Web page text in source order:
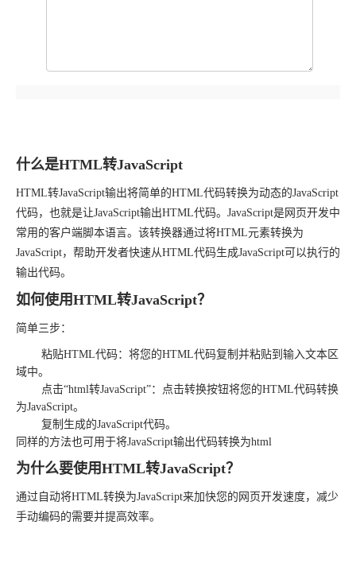
什么是HTML转JavaScript
HTML转JavaScript输出将简单的HTML代码转换为动态的JavaScript
代码，也就是让JavaScript输出HTML代码。JavaScript是网页开发中
常用的客户端脚本语言。该转换器通过将HTML元素转换为
JavaScript，帮助开发者快速从HTML代码生成JavaScript可以执行的
输出代码。
如何使用HTML转JavaScript？
简单三步：
粘贴HTML代码：将您的HTML代码复制并粘贴到输入文本区
域中。
点击“html转JavaScript”：点击转换按钮将您的HTML代码转换
为JavaScript。
复制生成的JavaScript代码。
同样的方法也可用于将JavaScript输出代码转换为html
为什么要使用HTML转JavaScript？
通过自动将HTML转换为JavaScript来加快您的网页开发速度，减少
手动编码的需要并提高效率。